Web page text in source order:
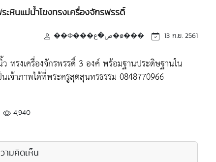
ะหินแม่น้ำโขงทรงเครื่องจักรพรรดิ์
��Ф���ص�ع�ø��� 13 ก.ย. 2561
ทรงเครื่องจักรพรรดิ์ 3 องค์ พร้อมฐานประดิษฐานใน
จ้าภาพได้ที่พระครูสุตสุนทรธรรม 0848770966
4,940
ามคิดเห็น